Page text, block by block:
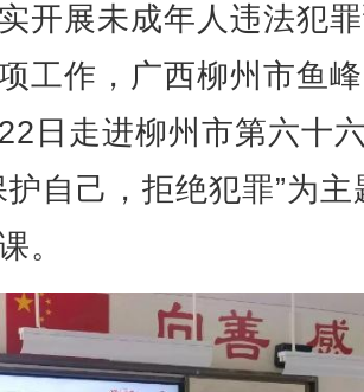
开展未成年人违法犯
工作，广西柳州市鱼
日走进柳州市第六十
护自己，拒绝犯罪”为主
。